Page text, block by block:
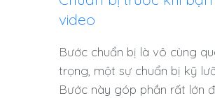
video
Bước chuẩn bị là vô cùng
trọng, một sự chuẩn bị kỹ
Bước này góp phần rất lớn